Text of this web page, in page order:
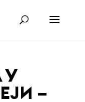
У
–